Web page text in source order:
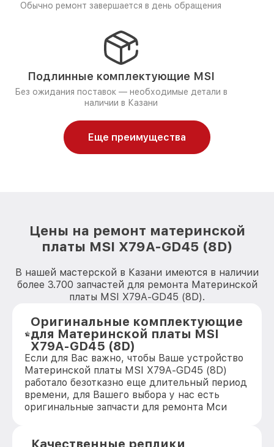
Обычно ремонт завершается в день обращения
Подлинные комплектующие MSI
Без ожидания поставок — необходимые детали в
наличии в Казани
Еще преимущества
Цены на ремонт материнской
платы MSI X79A-GD45 (8D)
В нашей мастерской в Казани имеются в наличии
более 3.700 запчастей для ремонта Материнской
платы MSI X79A-GD45 (8D).
Оригинальные комплектующие
для Материнской платы MSI
X79A-GD45 (8D)
Если для Вас важно, чтобы Ваше устройство
Материнской платы MSI X79A-GD45 (8D)
работало безотказно еще длительный период
времени, для Вашего выбора у нас есть
оригинальные запчасти для ремонта Мси
Качественные реплики